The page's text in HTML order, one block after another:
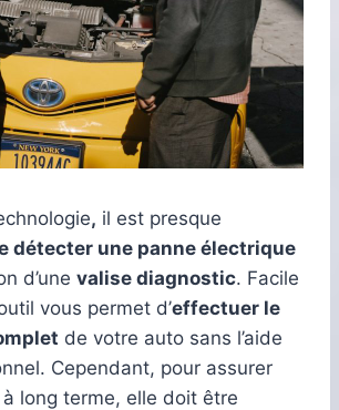
, il est presque
détecter une panne électrique
d’une valise diagnostic. Facile
vous permet d’effectuer le
de votre auto sans l’aide
Cependant, pour assurer
long terme, elle doit être